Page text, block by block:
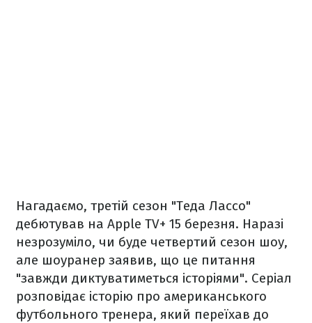
Нагадаємо, третій сезон "Теда Лассо"
дебютував на Apple TV+ 15 березня. Наразі
незрозуміло, чи буде четвертий сезон шоу,
але шоуранер заявив, що це питання
"завжди диктуватиметься історіями". Серіал
розповідає історію про американського
футбольного тренера, який переїхав до